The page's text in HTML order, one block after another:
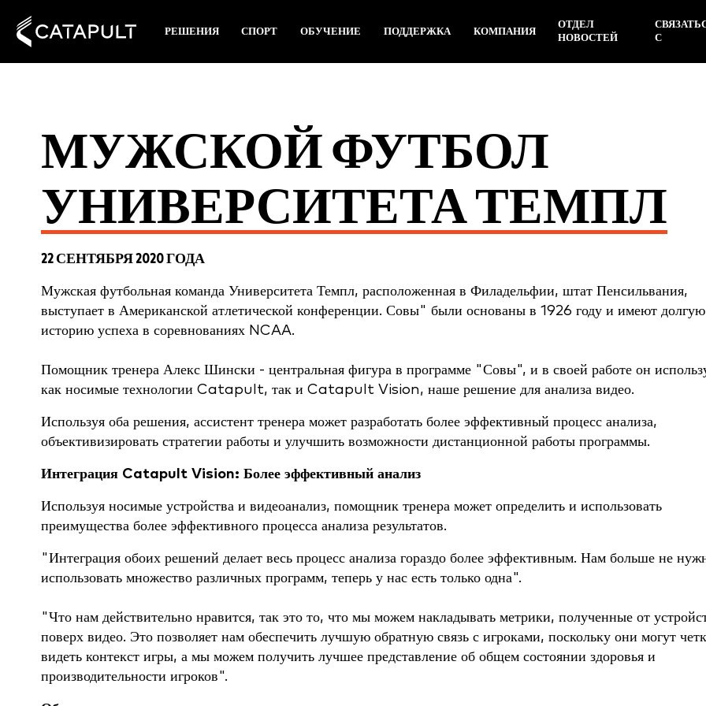
РЕШЕНИЯ СПОРТ ОБУЧЕНИЕ ПОДДЕРЖКА КОМПАНИЯ
ОТДЕЛ
НОВОСТЕЙ
С
МУЖСКОЙ ФУТБОЛ
УНИВЕРСИТЕТА ТЕМПЛ
22 СЕНТЯБРЯ 2020 ГОДА
Мужская футбольная команда Университета Темпл, расположенная в Филадельфии, штат Пенсильвания,
выступает в Американской атлетической конференции. Совы" были основаны в 1926 году и имеют долгую
историю успеха в соревнованиях NCAA.
Помощник тренера Алекс Шински - центральная фигура в программе "Совы", и в своей работе он
как носимые технологии Catapult, так и Catapult Vision, наше решение для анализа видео.
Используя оба решения, ассистент тренера может разработать более эффективный процесс анализа,
объективизировать стратегии работы и улучшить возможности дистанционной работы программы.
Интеграция Catapult Vision: Более эффективный анализ
Используя носимые устройства и видеоанализ, помощник тренера может определить и использовать
преимущества более эффективного процесса анализа результатов.
"Интеграция обоих решений делает весь процесс анализа гораздо более эффективным. Нам больше не
использовать множество различных программ, теперь у нас есть только одна".
"Что нам действительно нравится, так это то, что мы можем накладывать метрики, полученные от
поверх видео. Это позволяет нам обеспечить лучшую обратную связь с игроками, поскольку они могут
видеть контекст игры, а мы можем получить лучшее представление об общем состоянии здоровья и
производительности игроков".